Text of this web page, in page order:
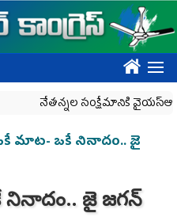
????
నేతన్నల సంక్షేమానికి వైయ‌స్ఆర్‌సీపీ
మాట- ఒకే నినాదం.. జై
నినాదం.. జై జగన్